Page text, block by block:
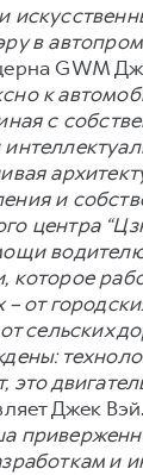
в
GWM
к
с
и
центра
от
сельских
это
Джек
и